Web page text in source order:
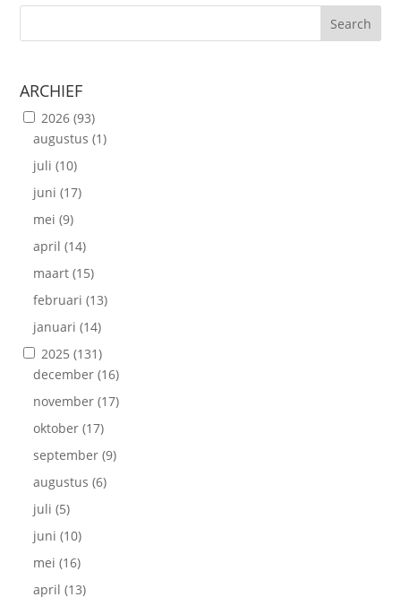
Search
ARCHIEF
2026 (93)
augustus (1)
juli (10)
juni (17)
mei (9)
april (14)
maart (15)
februari (13)
januari (14)
2025 (131)
december (16)
november (17)
oktober (17)
september (9)
augustus (6)
juli (5)
juni (10)
mei (16)
april (13)